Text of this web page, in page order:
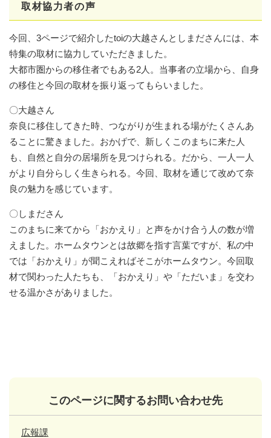
取材協力者の声
今回、3ページで紹介したtoiの大越さんとしまださんには、本
特集の取材に協力していただきました。
大都市圏からの移住者でもある2人。当事者の立場から、自身
の移住と今回の取材を振り返ってもらいました。
〇大越さん
奈良に移住してきた時、つながりが生まれる場がたくさんあ
ることに驚きました。おかげで、新しくこのまちに来た人
も、自然と自分の居場所を見つけられる。だから、一人一人
がより自分らしく生きられる。今回、取材を通じて改めて奈
良の魅力を感じています。
〇しまださん
このまちに来てから「おかえり」と声をかけ合う人の数が増
えました。ホームタウンとは故郷を指す言葉ですが、私の中
では「おかえり」が聞こえればそこがホームタウン。今回取
材で関わった人たちも、「おかえり」や「ただいま」を交わ
せる温かさがありました。
このページに関するお問い合わせ先
広報課